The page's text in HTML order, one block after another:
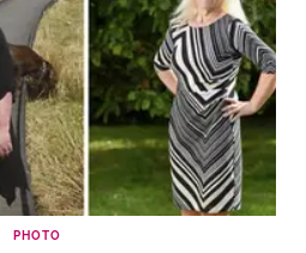
PHOTO